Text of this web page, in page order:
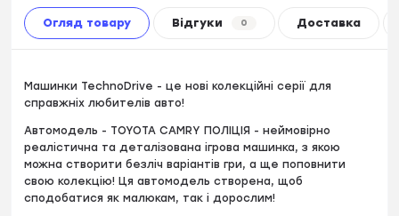
Огляд товару Відгуки 0 Доставка
Машинки TechnoDrive - це нові колекційні серії для
справжніх любителів авто!
Автомодель - TOYOTA CAMRY ПОЛІЦІЯ - неймовірно
реалістична та деталізована ігрова машинка, з якою
можна створити безліч варіантів гри, а ще поповнити
свою колекцію! Ця автомодель створена, щоб
сподобатися як малюкам, так і дорослим!